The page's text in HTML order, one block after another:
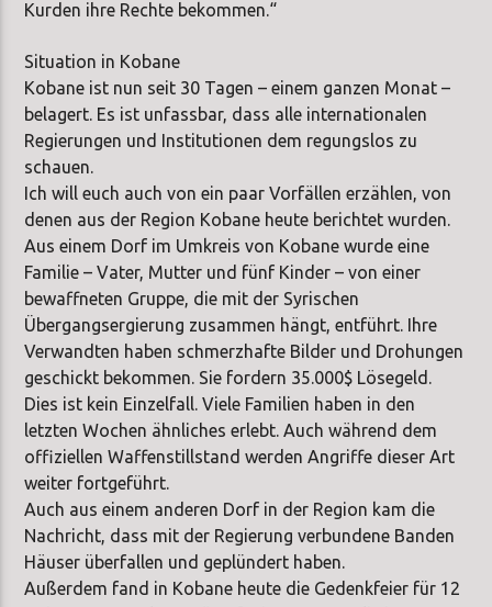
Kurden ihre Rechte bekommen.“
Situation in Kobane
Kobane ist nun seit 30 Tagen – einem ganzen Monat –
belagert. Es ist unfassbar, dass alle internationalen
Regierungen und Institutionen dem regungslos zu
schauen.
Ich will euch auch von ein paar Vorfällen erzählen, von
denen aus der Region Kobane heute berichtet wurden.
Aus einem Dorf im Umkreis von Kobane wurde eine
Familie – Vater, Mutter und fünf Kinder – von einer
bewaffneten Gruppe, die mit der Syrischen
Übergangsergierung zusammen hängt, entführt. Ihre
Verwandten haben schmerzhafte Bilder und Drohungen
geschickt bekommen. Sie fordern 35.000$ Lösegeld.
Dies ist kein Einzelfall. Viele Familien haben in den
letzten Wochen ähnliches erlebt. Auch während dem
offiziellen Waffenstillstand werden Angriffe dieser Art
weiter fortgeführt.
Auch aus einem anderen Dorf in der Region kam die
Nachricht, dass mit der Regierung verbundene Banden
Häuser überfallen und geplündert haben.
Außerdem fand in Kobane heute die Gedenkfeier für 12